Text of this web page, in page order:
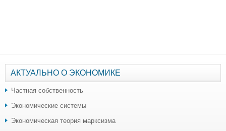
АКТУАЛЬНО О ЭКОНОМИКЕ
Частная собственность
Экономические системы
Экономическая теория марксизма